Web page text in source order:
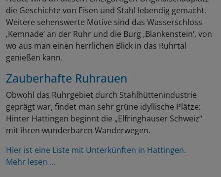
die Geschichte von Eisen und Stahl lebendig gemacht.
Weitere sehenswerte Motive sind das Wasserschloss
‚Kemnade‘ an der Ruhr und die Burg ‚Blankenstein‘, von
wo aus man einen herrlichen Blick in das Ruhrtal
genießen kann.
Zauberhafte Ruhrauen
Obwohl das Ruhrgebiet durch Stahlhüttenindustrie
geprägt war, findet man sehr grüne idyllische Plätze:
Hinter Hattingen beginnt die „Elfringhauser Schweiz“
mit ihren wunderbaren Wanderwegen.
Hier ist eine Liste mit Unterkünften in Hattingen.
Mehr lesen ...